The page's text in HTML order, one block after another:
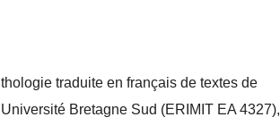
traduite en français de textes de
Bretagne Sud (ERIMIT EA 4327),